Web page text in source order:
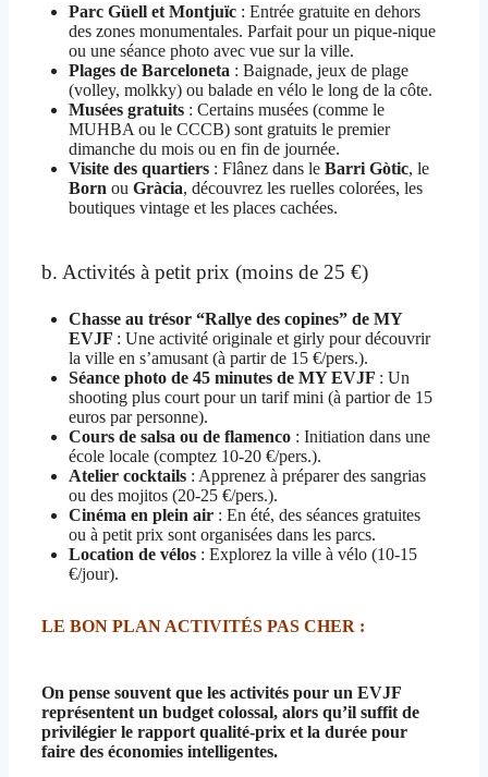
Parc Güell et Montjuïc : Entrée gratuite en dehors
des zones monumentales. Parfait pour un pique-nique
ou une séance photo avec vue sur la ville.
Plages de Barceloneta : Baignade, jeux de plage
(volley, molkky) ou balade en vélo le long de la côte.
Musées gratuits : Certains musées (comme le
MUHBA ou le CCCB) sont gratuits le premier
dimanche du mois ou en fin de journée.
Visite des quartiers : Flânez dans le Barri Gòtic, le
Born ou Gràcia, découvrez les ruelles colorées, les
boutiques vintage et les places cachées.
b. Activités à petit prix (moins de 25 €)
Chasse au trésor “Rallye des copines” de MY
EVJF : Une activité originale et girly pour découvrir
la ville en s’amusant (à partir de 15 €/pers.).
Séance photo de 45 minutes de MY EVJF : Un
shooting plus court pour un tarif mini (à partior de 15
euros par personne).
Cours de salsa ou de flamenco : Initiation dans une
école locale (comptez 10-20 €/pers.).
Atelier cocktails : Apprenez à préparer des sangrias
ou des mojitos (20-25 €/pers.).
Cinéma en plein air : En été, des séances gratuites
ou à petit prix sont organisées dans les parcs.
Location de vélos : Explorez la ville à vélo (10-15
€/jour).
LE BON PLAN ACTIVITÉS PAS CHER :
On pense souvent que les activités pour un EVJF
représentent un budget colossal, alors qu’il suffit de
privilégier le rapport qualité-prix et la durée pour
faire des économies intelligentes.